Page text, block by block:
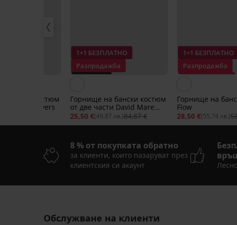
бански костюм
Shiny Flowers
1+1 БЕЗПЛАТНО
Разпродажба
Горнище на бански костюм
от две части David Mare
Titti
25,50 €(49,87 лв.)84,87 €
1+1 БЕЗПЛАТНО
Разпродажба
Горнище на
Flow
28,50 €(55,74 лв.)
8 % от покупката обратно
за клиенти, които пазаруват през
клиентския си акаунт
Обслужване на клиенти